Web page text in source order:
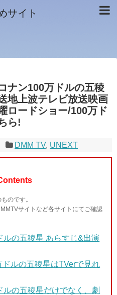
サイト
ナン100万ドルの五稜
地上波テレビ放送映画
ロードショー/100万ド
ら!
DMM TV, UNEXT
のです。
サイトなど各サイトにてご確認
ルの五稜星 あらすじ&出演
ルの五稜星はTVerで見れ
ルの五稜星だけでなく、劇